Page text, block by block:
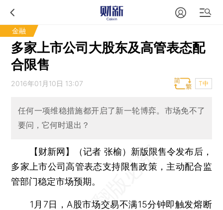
金融
多家上市公司大股东及高管表态配
合限售
2016年01月10日 13:07 T中
任何一项维稳措施都开启了新一轮博弈。市场免不了
要问，它何时退出？
【财新网】（记者 张榆） 新版限售令发布后，
多家上市公司高管表态支持限售政策，主动配合监
管部门稳定市场预期。
1月7日，A股市场交易不满15分钟即触发熔断